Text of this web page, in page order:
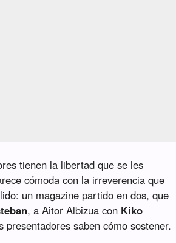
tienen la libertad que se les
cómoda con la irreverencia que
un magazine partido en dos, que
, a Aitor Albizua con Kiko
saben cómo sostener.